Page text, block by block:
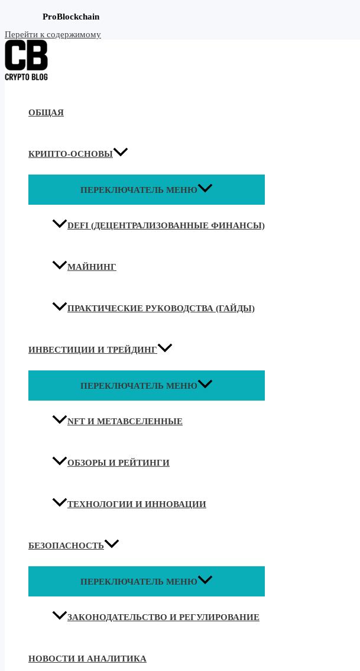
ProBlockchain
Перейти к содержимому
ОБЩАЯ
КРИПТО-ОСНОВЫ
ПЕРЕКЛЮЧАТЕЛЬ МЕНЮ
DEFI (ДЕЦЕНТРАЛИЗОВАННЫЕ ФИНАНСЫ)
МАЙНИНГ
ПРАКТИЧЕСКИЕ РУКОВОДСТВА (ГАЙДЫ)
ИНВЕСТИЦИИ И ТРЕЙДИНГ
ПЕРЕКЛЮЧАТЕЛЬ МЕНЮ
NFT И МЕТАВСЕЛЕННЫЕ
ОБЗОРЫ И РЕЙТИНГИ
ТЕХНОЛОГИИ И ИННОВАЦИИ
БЕЗОПАСНОСТЬ
ПЕРЕКЛЮЧАТЕЛЬ МЕНЮ
ЗАКОНОДАТЕЛЬСТВО И РЕГУЛИРОВАНИЕ
НОВОСТИ И АНАЛИТИКА